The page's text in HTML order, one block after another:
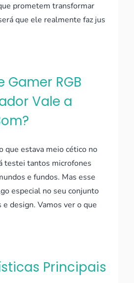
prometem transformar
que ele realmente faz jus
Gamer RGB
Vale a
que estava meio cético no
testei tantos microfones
e fundos. Mas esse
especial no seu conjunto
e design. Vamos ver o que
Principais